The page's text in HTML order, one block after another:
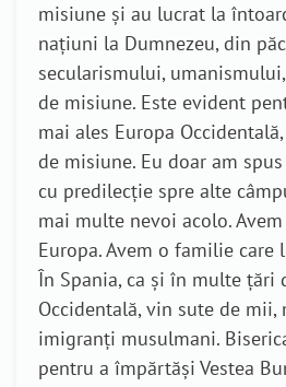
misiune și au lucrat la
națiuni la Dumnezeu, din
secularismului,
de misiune. Este evident
mai ales Europa
de misiune. Eu doar am
cu predilecție spre alte
mai multe nevoi acolo.
Europa. Avem o familie care
În Spania, ca și în multe țări
Occidentală, vin sute de mii,
imigranți musulmani.
pentru a împărtăși Vestea